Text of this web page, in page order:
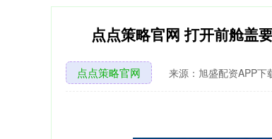
点点策略官网 打开前舱盖
点点策略官网 来源：旭盛配资APP下